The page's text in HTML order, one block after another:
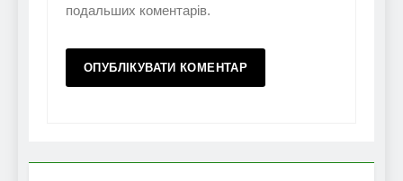
подальших коментарів.